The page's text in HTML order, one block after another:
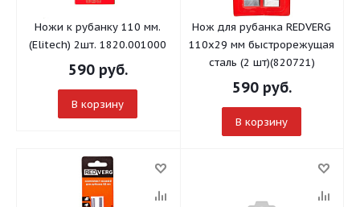
Ножи к рубанку 110 мм.
(Elitech) 2шт. 1820.001000
590руб.
В корзину
Нож для рубанка REDVERG
110х29 мм быстрорежущая
сталь (2 шт)(820721)
590руб.
В корзину